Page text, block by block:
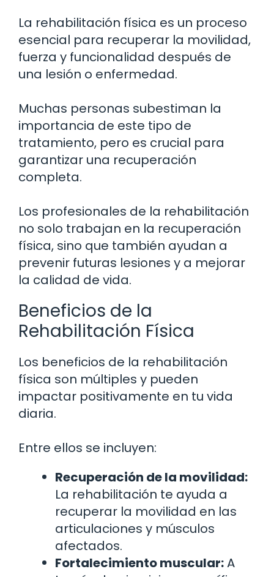
La rehabilitación física es un proceso
esencial para recuperar la movilidad,
fuerza y funcionalidad después de
una lesión o enfermedad.
Muchas personas subestiman la
importancia de este tipo de
tratamiento, pero es crucial para
garantizar una recuperación
completa.
Los profesionales de la rehabilitación
no solo trabajan en la recuperación
física, sino que también ayudan a
prevenir futuras lesiones y a mejorar
la calidad de vida.
Beneficios de la
Rehabilitación Física
Los beneficios de la rehabilitación
física son múltiples y pueden
impactar positivamente en tu vida
diaria.
Entre ellos se incluyen:
Recuperación de la movilidad:
La rehabilitación te ayuda a
recuperar la movilidad en las
articulaciones y músculos
afectados.
Fortalecimiento muscular:A